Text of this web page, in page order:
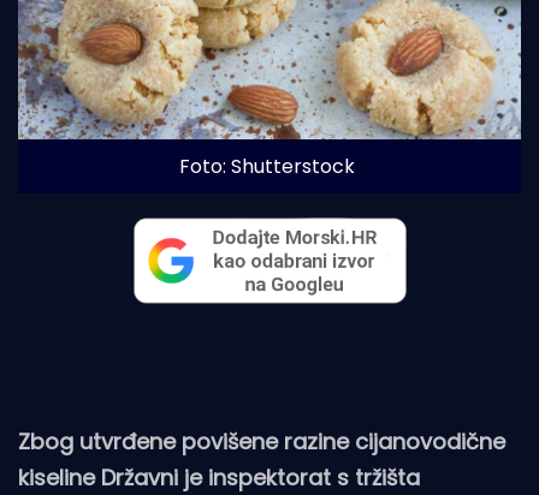
Foto: Shutterstock
Zbog utvrđene povišene razine cijanovodične
kiseline Državni je inspektorat s tržišta